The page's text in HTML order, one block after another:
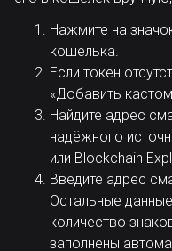
Нажмите на
кошелька.
Если токен
«Добавить
Найдите адрес
надёжного
или Blockchain
Введите адрес
Остальные
количество
заполнены